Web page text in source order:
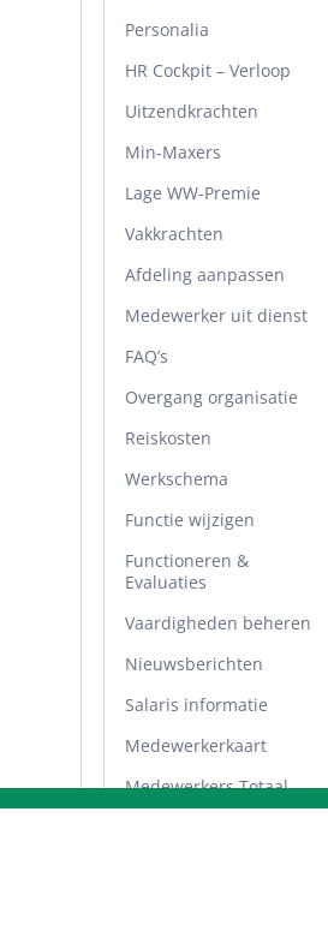
Personalia
HR Cockpit – Verloop
Uitzendkrachten
Min-Maxers
Lage WW-Premie
Vakkrachten
Afdeling aanpassen
Medewerker uit dienst
FAQ’s
Overgang organisatie
Reiskosten
Werkschema
Functie wijzigen
Functioneren &
Evaluaties
Vaardigheden beheren
Nieuwsberichten
Salaris informatie
Medewerkerkaart
Medewerkers Totaal